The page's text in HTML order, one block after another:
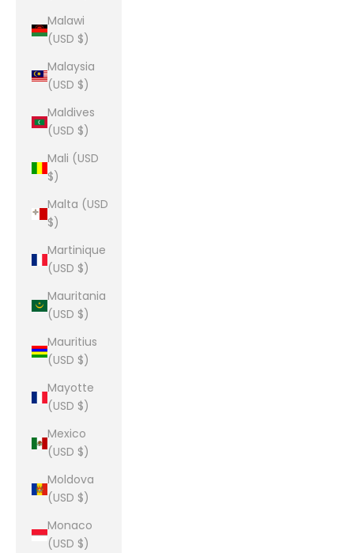
Malawi
(USD $)
Malaysia
(USD $)
Maldives
(USD $)
Mali (USD
$)
Malta (USD
$)
Martinique
(USD $)
Mauritania
(USD $)
Mauritius
(USD $)
Mayotte
(USD $)
Mexico
(USD $)
Moldova
(USD $)
Monaco
(USD $)